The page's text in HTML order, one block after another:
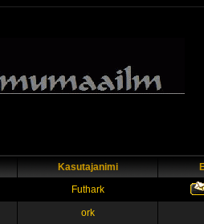
Kasutajanimi
Futhark
ork